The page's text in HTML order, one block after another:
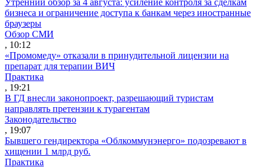
бизнеса и ограничение доступа к банкам через иностранные
браузеры
Обзор СМИ
, 10:12
«Промомеду» отказали в принудительной лицензии на
препарат для терапии ВИЧ
Практика
, 19:21
В ГД внесли законопроект, разрешающий туристам
направлять претензии к турагентам
Законодательство
, 19:07
Бывшего гендиректора «Облкоммунэнерго» подозревают в
хищении 1 млрд руб.
Практика